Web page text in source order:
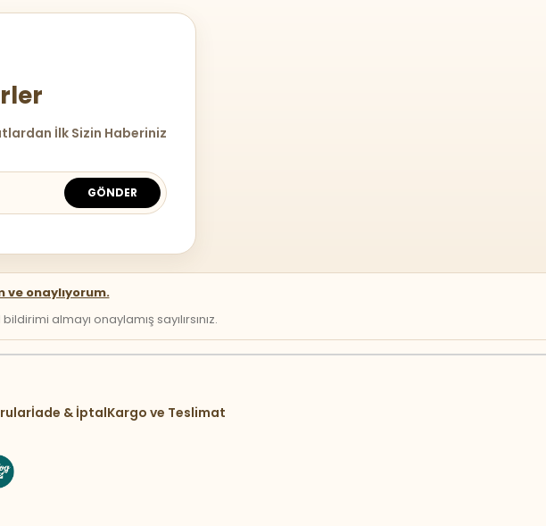
İlk Sizin Haberiniz
GÖNDER
ve onaylıyorum.
almayı onaylamış sayılırsınız.
İade & İptalKargo ve Teslimat